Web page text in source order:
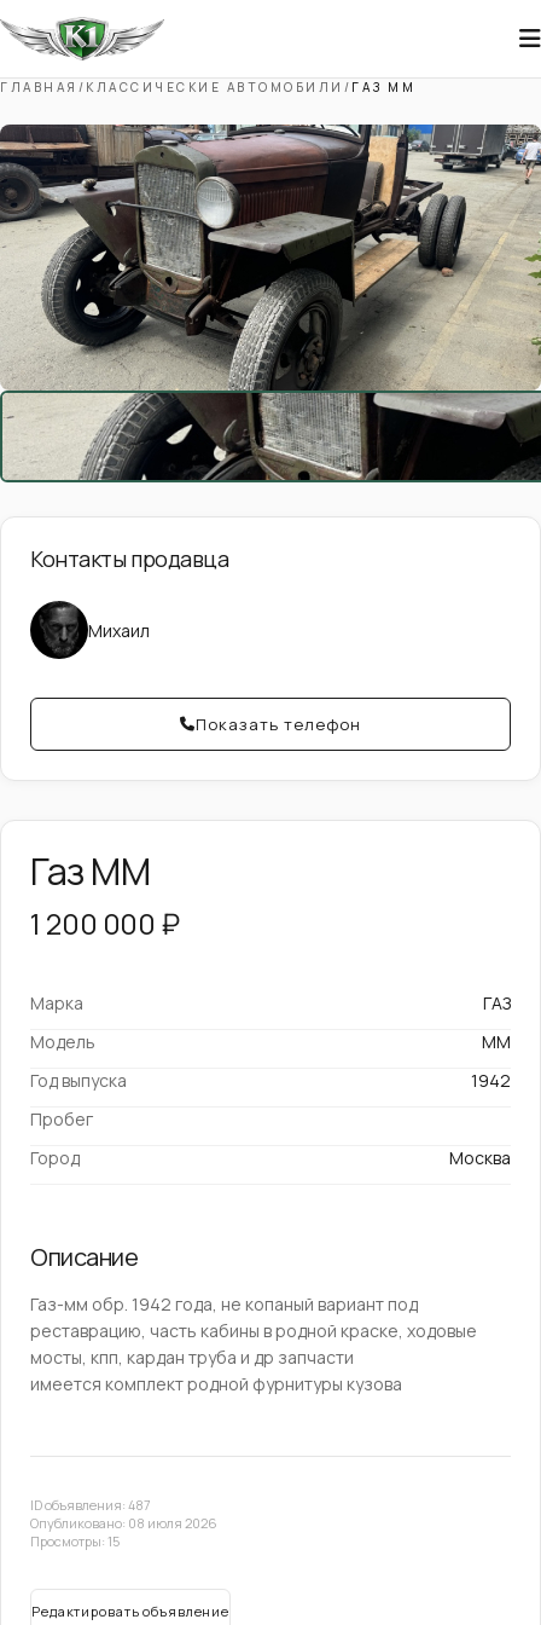
ГЛАВНАЯ / КЛАССИЧЕСКИЕ АВТОМОБИЛИ / ГАЗ ММ
Контакты продавца
Михаил
Показать телефон
Газ ММ
1 200 000 ₽
Марка
ГАЗ
Модель
ММ
Год выпуска
1942
Пробег
Город
Москва
Описание
Газ-мм обр. 1942 года, не копаный вариант под
реставрацию, часть кабины в родной краске, ходовые
мосты, кпп, кардан труба и др запчасти
имеется комплект родной фурнитуры кузова
ID объявления: 487
Опубликовано: 08 июля 2026
Просмотры: 15
Редактировать объявление